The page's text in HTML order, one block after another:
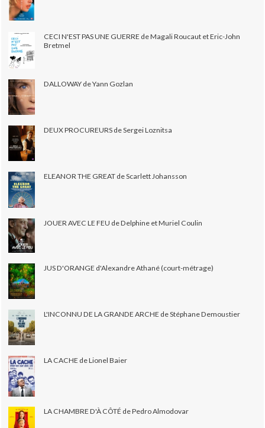
CECI N'EST PAS UNE GUERRE de Magali Roucaut et Eric-John
Bretmel
DALLOWAY de Yann Gozlan
DEUX PROCUREURS de Sergei Loznitsa
ELEANOR THE GREAT de Scarlett Johansson
JOUER AVEC LE FEU de Delphine et Muriel Coulin
JUS D'ORANGE d'Alexandre Athané (court-métrage)
L'INCONNU DE LA GRANDE ARCHE de Stéphane Demoustier
LA CACHE de Lionel Baier
LA CHAMBRE D'À CÔTÉ de Pedro Almodovar